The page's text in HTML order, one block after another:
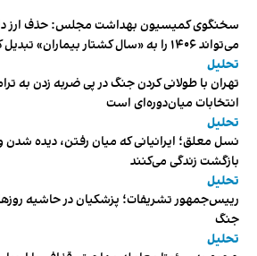
سخنگوی کمیسیون بهداشت مجلس: حذف ارز
می‌تواند ۱۴۰۶ را به «سال کشتار بیماران» تبدیل کند
تحلیل
تهران با طولانی کردن جنگ در پی ضربه زدن به
انتخابات میان‌دوره‌ای است
تحلیل
نسل معلق؛ ایرانیانی که میان رفتن، دیده شدن
بازگشت زندگی می‌کنند
تحلیل
رییس‌جمهور تشریفات؛ پزشکیان در حاشیه
جنگ
تحلیل